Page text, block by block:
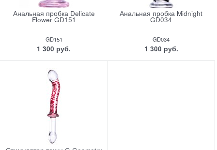
Анальная пробка Delicate
Flower GD151
GD151
1 300 руб.
Анальная пробка Midnight
GD034
GD034
1 300 руб.